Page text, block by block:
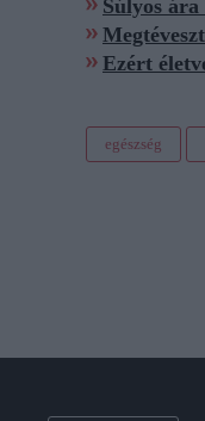
Súlyos
Ezért
egészség